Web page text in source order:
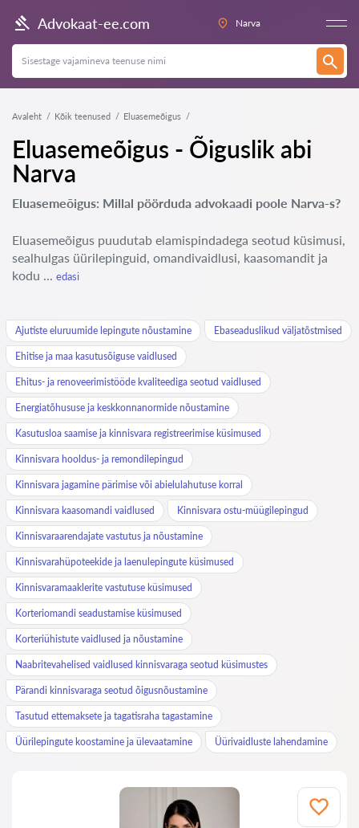
Advokaat-ee.com Narva
Avaleht Kõik teenused Eluasemeõigus
Eluasemeõigus - Õiguslik abi
Narva
Eluasemeõigus: Millal pöörduda advokaadi poole Narva-s?
Eluasemeõigus puudutab elamispindadega seotud küsimusi,
sealhulgas üürilepinguid, omandivaidlusi, kaasomandit ja
kodu ... edasi
Ajutiste eluruumide lepingute nõustamine Ebaseaduslikud väljatõstmised
Ehitise ja maa kasutusõiguse vaidlused
Ehitus- ja renoveerimistööde kvaliteediga seotud vaidlused
Energiatõhususe ja keskkonnanormide nõustamine
Kasutusloa saamise ja kinnisvara registreerimise küsimused
Kinnisvara hooldus- ja remondilepingud
Kinnisvara jagamine pärimise või abielulahutuse korral
Kinnisvara kaasomandi vaidlused Kinnisvara ostu-müügilepingud
Kinnisvaraarendajate vastutus ja nõustamine
Kinnisvarahüpoteekide ja laenulepingute küsimused
Kinnisvaramaaklerite vastutuse küsimused
Korteriomandi seadustamise küsimused
Korteriühistute vaidlused ja nõustamine
Naabritevahelised vaidlused kinnisvaraga seotud küsimustes
Pärandi kinnisvaraga seotud õigusnõustamine
Tasutud ettemaksete ja tagatisraha tagastamine
Üürilepingute koostamine ja ülevaatamine Üürivaidluste lahendamine